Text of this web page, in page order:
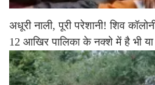
अधूरी नाली, पूरी परेशानी! शिव
12 आखिर पालिका के नक्शे में है भी या